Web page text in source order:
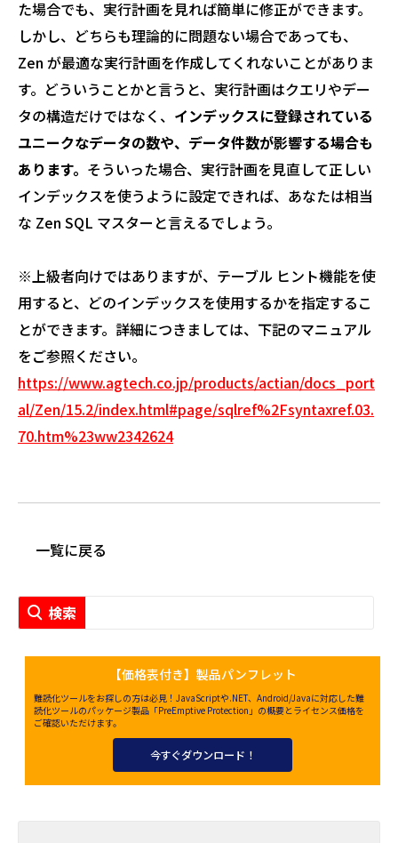
た場合でも、実行計画を見れば簡単に修正ができます。
しかし、どちらも理論的に問題ない場合であっても、
Zen が最適な実行計画を作成してくれないことがありま
す。どういうことかと言うと、実行計画はクエリやデー
タの構造だけではなく、 インデックスに登録されている
ユニークなデータの数や、データ件数が影響する場合も
あります。 そういった場合、実行計画を見直して正しい
インデックスを使うように設定できれば、あなたは相当
な Zen SQL マスターと言えるでしょう。
※上級者向けではありますが、テーブル ヒント機能を使
用すると、どのインデックスを使用するかを指定するこ
とができます。詳細につきましては、下記のマニュアル
をご参照ください。
https://www.agtech.co.jp/products/actian/docs_port
al/Zen/15.2/index.html#page/sqlref%2Fsyntaxref.03.
70.htm%23ww2342624
一覧に戻る
【価格表付き】製品パンフレット
難読化ツールをお探しの方は必見！JavaScriptや.NET、Android/Javaに対応した難
読化ツールのパッケージ製品「PreEmptive Protection」の概要とライセンス価格を
ご確認いただけます。
今すぐダウンロード！